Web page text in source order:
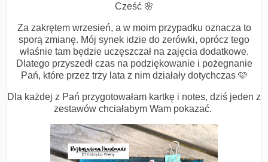
Cześć 🌸
Za zakrętem wrzesień, a w moim przypadku oznacza to
sporą zmianę. Mój synek idzie do zerówki, oprócz tego
właśnie tam będzie uczęszczał na zajęcia dodatkowe.
Dlatego przyszedł czas na podziękowanie i pożegnanie
Pań, które przez trzy lata z nim działały dotychczas 🩷
Dla każdej z Pań przygotowałam kartkę i notes, dziś jeden z
zestawów chciałabym Wam pokazać.